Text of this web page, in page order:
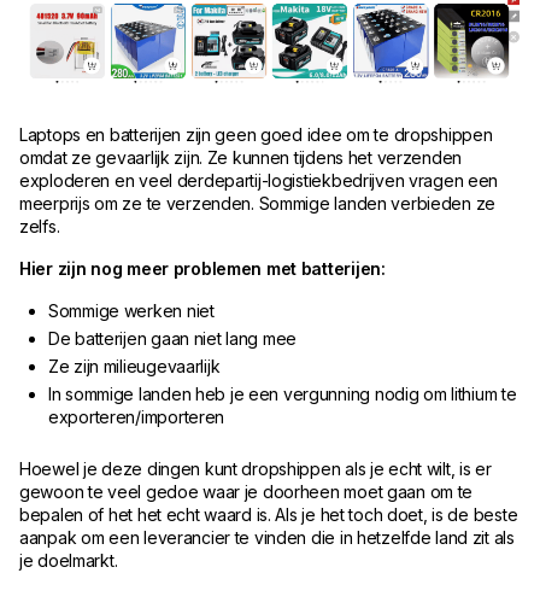
Laptops en batterijen zijn geen goed idee om te dropshippen
omdat ze gevaarlijk zijn. Ze kunnen tijdens het verzenden
exploderen en veel derdepartij-logistiekbedrijven vragen een
meerprijs om ze te verzenden. Sommige landen verbieden ze
zelfs.
Hier zijn nog meer problemen met batterijen:
Sommige werken niet
De batterijen gaan niet lang mee
Ze zijn milieugevaarlijk
In sommige landen heb je een vergunning nodig om lithium te
exporteren/importeren
Hoewel je deze dingen kunt dropshippen als je echt wilt, is er
gewoon te veel gedoe waar je doorheen moet gaan om te
bepalen of het het echt waard is. Als je het toch doet, is de beste
aanpak om een leverancier te vinden die in hetzelfde land zit als
je doelmarkt.